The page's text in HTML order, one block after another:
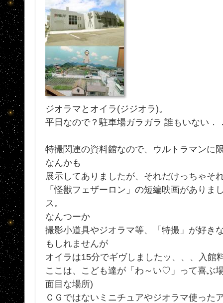
ジオラマとオイラ(ジジオラ)。
平日なので？駐車場ガラガラ 誰もいない．
特撮関連の資料館なので、ウルトラマンに
なんかも
展示してありましたが、それだけっちゃそ
「怪獣フェザーロン」の短編映画がありま
ス。
なんつーか
撮影小道具やジオラマ等、「特撮」が好き
もしれませんが
オイラは15分でギヴしましたッ、、、入館
ここは、こども達が「わ～い♡」って喜ぶ
面目な場所)
ＣＧではないミニチュアやジオラマ使った